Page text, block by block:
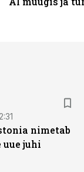
nimetab
uue juhi